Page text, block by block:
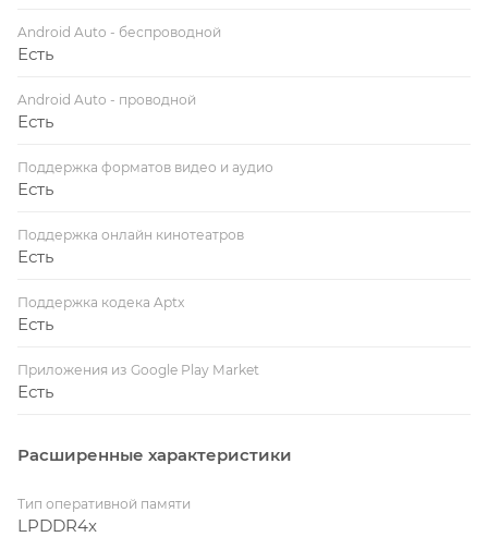
Android Auto - беспроводной
Есть
Android Auto - проводной
Есть
Поддержка форматов видео и аудио
Есть
Поддержка онлайн кинотеатров
Есть
Поддержка кодека Aptx
Есть
Приложения из Google Play Market
Есть
Расширенные характеристики
Тип оперативной памяти
LPDDR4x